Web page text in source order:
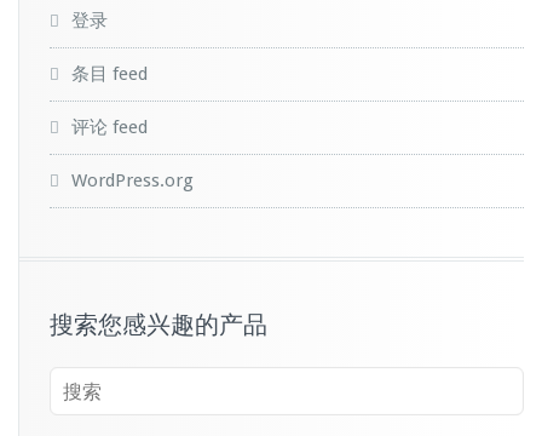
登录
条目 feed
评论 feed
WordPress.org
搜索您感兴趣的产品